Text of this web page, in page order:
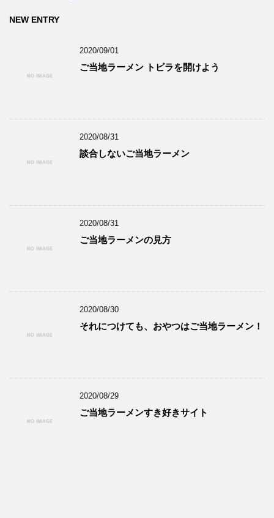
NEW ENTRY
2020/09/01
ご当地ラーメン トビラを開けよう
2020/08/31
談合しないご当地ラーメン
2020/08/31
ご当地ラーメンの見方
2020/08/30
それにつけても、おやつはご当地ラーメン！
2020/08/29
ご当地ラーメンすき好きサイト